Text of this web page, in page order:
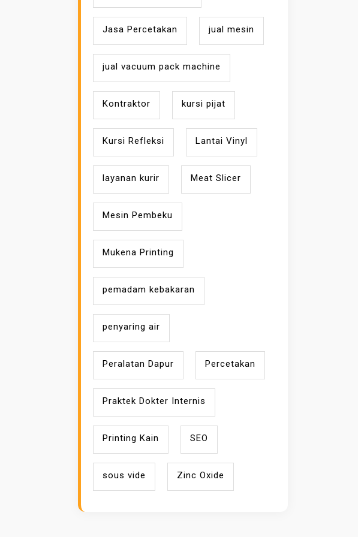
Jasa Percetakan jual mesin
jual vacuum pack machine
Kontraktor kursi pijat
Kursi Refleksi Lantai Vinyl
layanan kurir Meat Slicer
Mesin Pembeku
Mukena Printing
pemadam kebakaran
penyaring air
Peralatan Dapur Percetakan
Praktek Dokter Internis
Printing Kain SEO
sous vide Zinc Oxide